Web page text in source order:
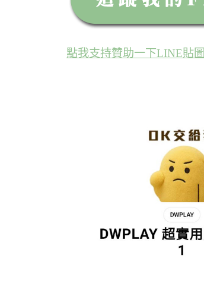
點我支持贊助一下LINE貼圖